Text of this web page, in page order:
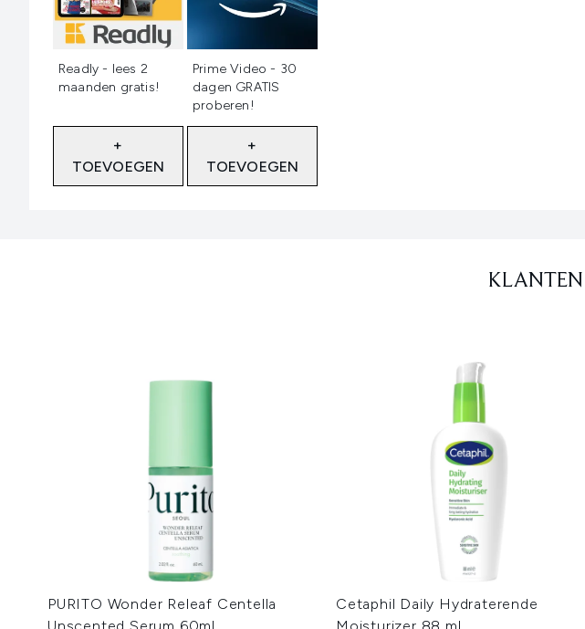
Readly - lees 2
maanden gratis!
+
TOEVOEGEN
Prime Video - 30
dagen GRATIS
proberen!
+
TOEVOEGEN
PURITO Wonder Releaf Centella
Cetaphil Daily Hydraterende